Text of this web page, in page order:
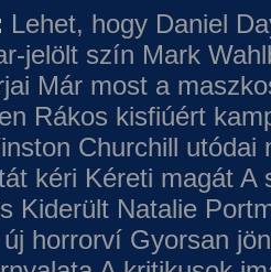
Lehet, hogy Daniel
jelölt szín Mark
Már most a
Rákos kisfiúért
Churchill utódai
kéri Kéreti magát A
Kiderült Natalie
horrorví Gyorsan